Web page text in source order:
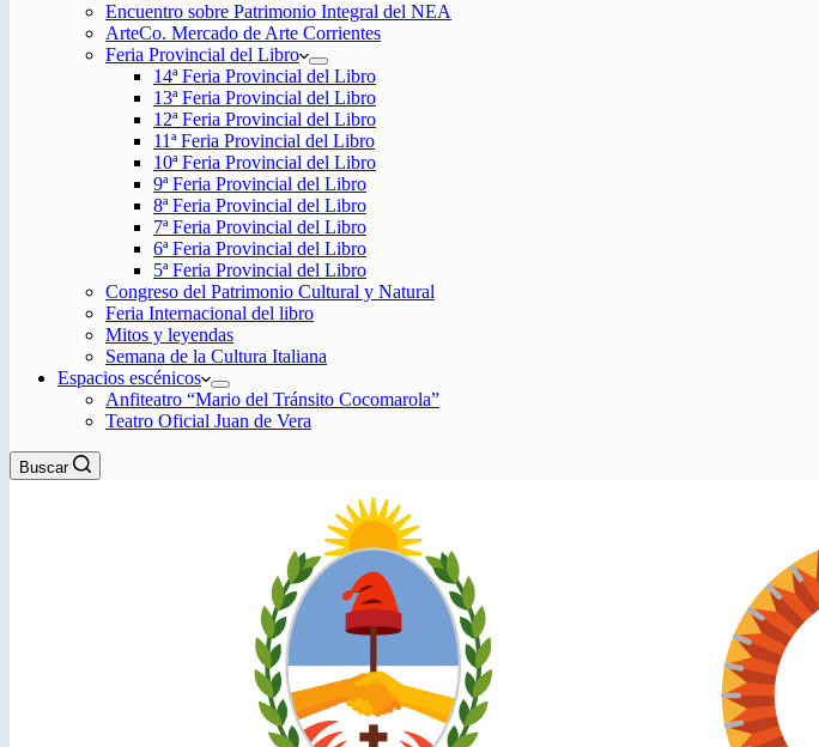
Encuentro sobre Patrimonio Integral del NEA
ArteCo. Mercado de Arte Corrientes
Feria Provincial del Libro
14ª Feria Provincial del Libro
13ª Feria Provincial del Libro
12ª Feria Provincial del Libro
11ª Feria Provincial del Libro
10ª Feria Provincial del Libro
9ª Feria Provincial del Libro
8ª Feria Provincial del Libro
7ª Feria Provincial del Libro
6ª Feria Provincial del Libro
5ª Feria Provincial del Libro
Congreso del Patrimonio Cultural y Natural
Feria Internacional del libro
Mitos y leyendas
Semana de la Cultura Italiana
Espacios escénicos
Anfiteatro “Mario del Tránsito Cocomarola”
Teatro Oficial Juan de Vera
Buscar